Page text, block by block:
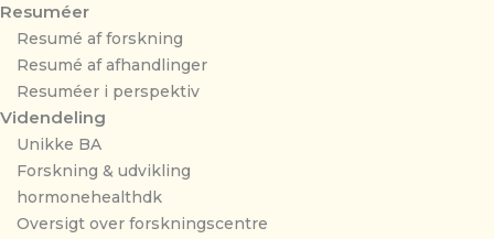
Resuméer
Resumé af forskning
Resumé af afhandlinger
Resuméer i perspektiv
Videndeling
Unikke BA
Forskning & udvikling
hormonehealthdk
Oversigt over forskningscentre